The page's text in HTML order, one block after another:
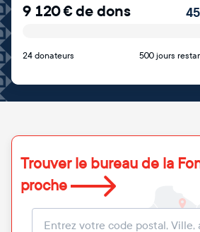
9 120€de dons 45
24 donateurs 500 jours
Trouver le bureau de la
proche
Localisation